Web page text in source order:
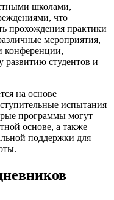
школами,
что
прохождения практики
мероприятия,
конференции,
студентов и
на основе
испытания
программы могут
основе, а также
поддержки для